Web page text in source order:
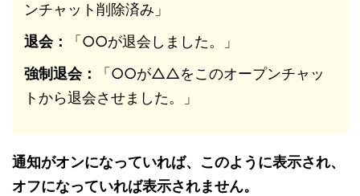
ンチャット削除済み」
退会：
「○○が退会しました。」
強制退会：
「○○が△△をこのオープンチャッ
トから退会させました。」
通知がオンになっていれば、このように表示され、
オフになっていれば表示されません。